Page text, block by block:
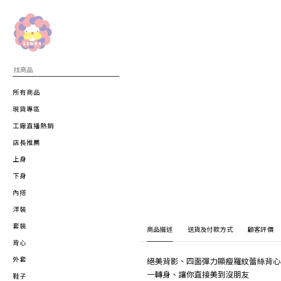
所有商品
現貨專區
工廠直播熱銷
店長推薦
上身
下身
內搭
洋裝
套裝
背心
外套
鞋子
商品描述 送貨及付款方式 顧客評價
絕美背影、四面彈力顯瘦羅紋蕾絲背心
一轉身、讓你直接美到沒朋友